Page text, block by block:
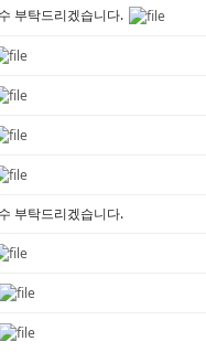
부탁드리겠습니다.
부탁드리겠습니다.